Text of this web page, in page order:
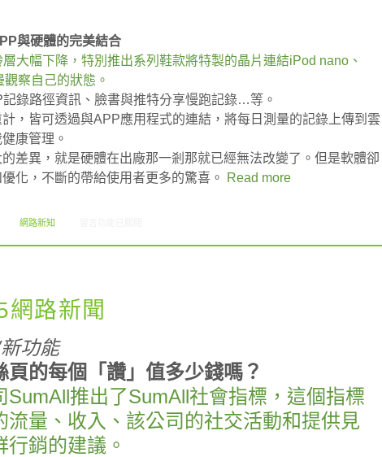
與硬體的完美結合
大幅下降，特別推出系列鞋款將特製的晶片連結iPod nano、
察自己的狀態。
錄路徑資訊、臉書與推特分享慢跑記錄…等。
，皆可透過與APP應用程式的連結，將每日測量的記錄上傳到雲
康管理。
差異，就是硬體在出廠那一剎那就已經無法改變了。但是軟體卻
化，不斷的帶給使用者更多的驚喜。
Read more
網路新知
路新聞
功能
頁的每個「讚」值多少錢嗎？
SumAll推出了SumAll社會指標，這個指標
流量、收入、該公司的社交活動和提供見
銷的建議。